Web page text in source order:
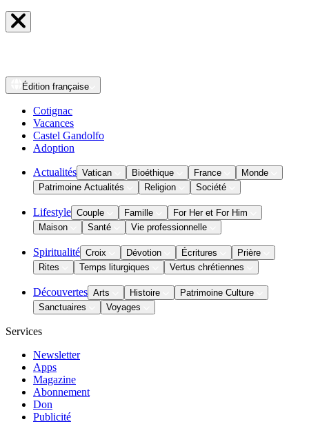
Édition française
Cotignac
Vacances
Castel Gandolfo
Adoption
Actualités Vatican Bioéthique France
Monde
Patrimoine Actualités
Religion Société
Lifestyle Couple Famille
For Her et For Him
Maison
Santé Vie professionnelle
Spiritualité Croix Dévotion Écritures
Prière
Rites
Temps liturgiques Vertus chrétiennes
Découvertes Arts Histoire
Patrimoine Culture
Sanctuaires
Voyages
Services
Newsletter
Apps
Magazine
Abonnement
Don
Publicité